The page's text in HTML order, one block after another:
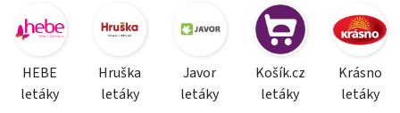
HEBE
letáky
Hruška
letáky
Javor
letáky
Košík.cz
letáky
Krásno
letáky